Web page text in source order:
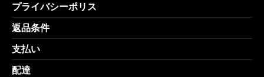
プライバシーポリス
返品条件
支払い
配達